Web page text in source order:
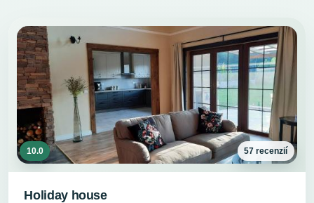
10.0 57 recenzií
Holiday house